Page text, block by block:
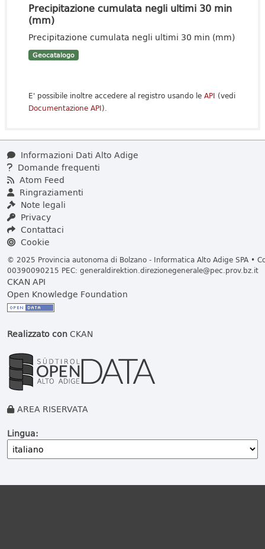
Precipitazione cumulata negli ultimi 30 min
(mm)
Precipitazione cumulata negli ultimi 30 min (mm)
Geocatalogo
E' possibile inoltre accedere al registro usando le API (vedi
Documentazione API).
Informazioni Dati Alto Adige
Domande frequenti
Atom Feed
Ringraziamenti
Note legali
Privacy
Contattaci
Cookie
© 2025 Provincia autonoma di Bolzano - Informatica Alto Adige SPA •
00390090215 PEC: generaldirektion.direzionegenerale@pec.prov.bz.it
CKAN API
Open Knowledge Foundation
Realizzato conCKAN
AREA RISERVATA
Lingua